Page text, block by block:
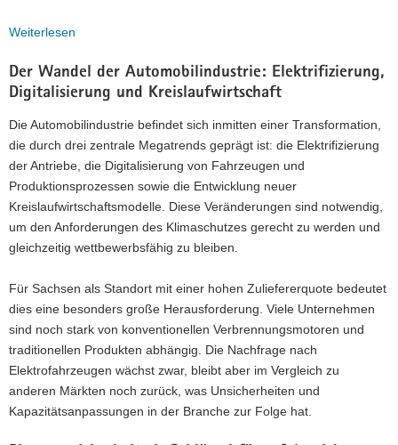
Weiterlesen
der
Automobilindustrie:
Herausforderungen
und
der
Weg
in
eine
nachhaltige
Der Wandel der Automobilindustrie: Elektrifizierung,
Digitalisierung und Kreislaufwirtschaft
Die Automobilindustrie befindet sich inmitten einer Transformation,
die durch drei zentrale Megatrends geprägt ist: die Elektrifizierung
der Antriebe, die Digitalisierung von Fahrzeugen und
Produktionsprozessen sowie die Entwicklung neuer
Kreislaufwirtschaftsmodelle. Diese Veränderungen sind notwendig,
um den Anforderungen des Klimaschutzes gerecht zu werden und
gleichzeitig wettbewerbsfähig zu bleiben.
Für Sachsen als Standort mit einer hohen Zuliefererquote bedeutet
dies eine besonders große Herausforderung. Viele Unternehmen
sind noch stark von konventionellen Verbrennungsmotoren und
traditionellen Produkten abhängig. Die Nachfrage nach
Elektrofahrzeugen wächst zwar, bleibt aber im Vergleich zu
anderen Märkten noch zurück, was Unsicherheiten und
Kapazitätsanpassungen in der Branche zur Folge hat.